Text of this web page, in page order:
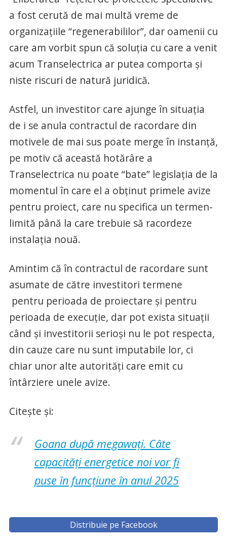
a fost cerută de mai multă vreme de
organizațiile “regenerabililor”, dar oamenii cu
care am vorbit spun că soluția cu care a venit
acum Transelectrica ar putea comporta și
niste riscuri de natură juridică.
Astfel, un investitor care ajunge în situația
de i se anula contractul de racordare din
motivele de mai sus poate merge în instanță,
pe motiv că această hotărâre a
Transelectrica nu poate “bate” legislația de la
momentul în care el a obținut primele avize
pentru proiect, care nu specifica un termen-
limită până la care trebuie să racordeze
instalația nouă.
Amintim că în contractul de racordare sunt
asumate de către investitori termene
pentru perioada de proiectare și pentru
perioada de execuție, dar pot exista situații
când și investitorii serioși nu le pot respecta,
din cauze care nu sunt imputabile lor, ci
chiar unor alte autorități care emit cu
întârziere unele avize.
Citește și:
Goana după megawați. Câte
capacități energetice noi vor fi
puse în funcțiune în anul 2025
Distribuie pe Facebook